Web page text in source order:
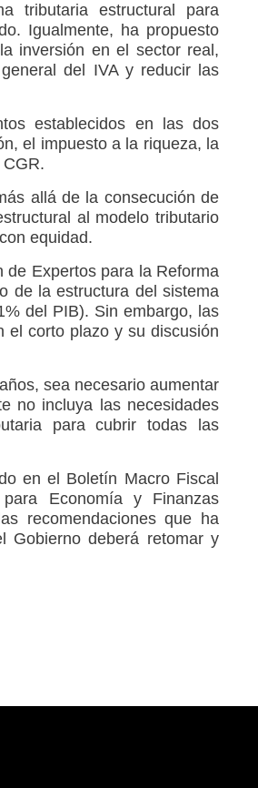
tributaria estructural para
Igualmente, ha propuesto
inversión en el sector real,
del IVA y reducir las
establecidos en las dos
el impuesto a la riqueza, la
allá de la consecución de
al modelo tributario
equidad.
de Expertos para la Reforma
de la estructura del sistema
del PIB). Sin embargo, las
el corto plazo y su discusión
sea necesario aumentar
no incluya las necesidades
para cubrir todas las
en el Boletín Macro Fiscal
Economía y Finanzas
recomendaciones que ha
Gobierno deberá retomar y